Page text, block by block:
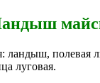
ландыш, полевая
луговая.